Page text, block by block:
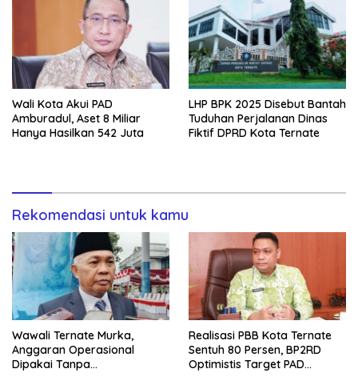
Wali Kota Akui PAD
Amburadul, Aset 8 Miliar
Hanya Hasilkan 542 Juta
LHP BPK 2025 Disebut Bantah
Tuduhan Perjalanan Dinas
Fiktif DPRD Kota Ternate
Rekomendasi untuk kamu
Wawali Ternate Murka,
Anggaran Operasional
Dipakai Tanpa
Realisasi PBB Kota Ternate
Sentuh 80 Persen, BP2RD
Optimistis Target PAD